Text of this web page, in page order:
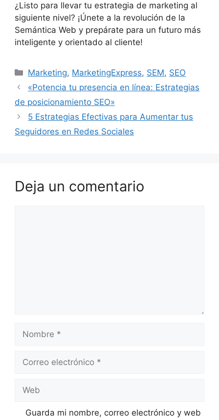
¿Listo para llevar tu estrategia de marketing al
siguiente nivel? ¡Únete a la revolución de la
Semántica Web y prepárate para un futuro más
inteligente y orientado al cliente!
Categorías
Marketing, MarketingExpress, SEM, SEO
«Potencia tu presencia en línea: Estrategias
de posicionamiento SEO»
5 Estrategias Efectivas para Aumentar tus
Seguidores en Redes Sociales
Deja un comentario
Nombre
Correo
Web
Guarda mi nombre, correo electrónico y web